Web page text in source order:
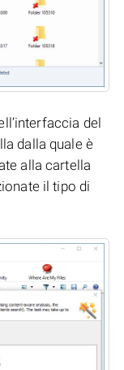
del
dalla quale è
alla cartella
il tipo di